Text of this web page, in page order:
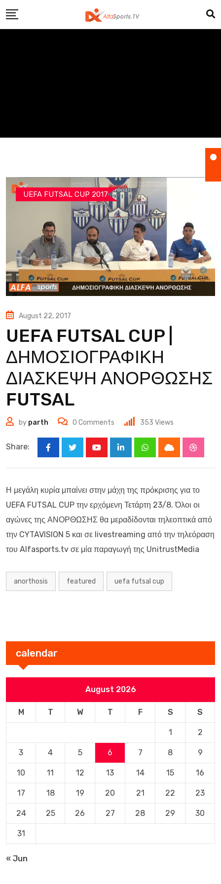
to
UEFA FUTSAL CUP 2017
August 22, 2017
UEFA FUTSAL CUP |
ΔΗΜΟΣΙΟΓΡΑΦΙΚΗ
ΔΙΑΣΚΕΨΗ ΑΝΟΡΘΩΣΗΣ
FUTSAL
by parth 0 Comments 353 Views
Share:
YoutubeLinkedInWhatsappCloud
Η μεγάλη κυρία μπαίνει στην μάχη της πρόκρισης για το
UEFA FUTSAL CUP την ερχόμενη Τετάρτη 23/8. Όλοι οι
αγώνες της ΑΝΟΡΘΩΣΗΣ θα μεραδίδονται τηλεοπτικά από
την CYTAVISION 5 και σε livestreaming από την τηλεόραση
του Alfasports.tv σε μία παραγωγή της UnitrustMedia
anorthosis featured uefa futsal cup
calendar
August 2026
M T W T F S S
1 2
3 4 5 6 7 8 9
10 11 12 13 14 15 16
17 18 19 20 21 22 23
24 25 26 27 28 29 30
31
« Jun